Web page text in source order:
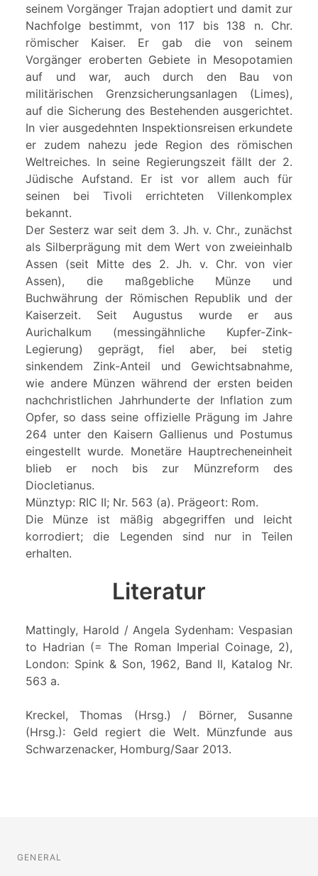
seinem Vorgänger Trajan adoptiert und damit zur
Nachfolge bestimmt, von 117 bis 138 n. Chr.
römischer Kaiser. Er gab die von seinem
Vorgänger eroberten Gebiete in Mesopotamien
auf und war, auch durch den Bau von
militärischen Grenzsicherungsanlagen (Limes),
auf die Sicherung des Bestehenden ausgerichtet.
In vier ausgedehnten Inspektionsreisen erkundete
er zudem nahezu jede Region des römischen
Weltreiches. In seine Regierungszeit fällt der 2.
Jüdische Aufstand. Er ist vor allem auch für
seinen bei Tivoli errichteten Villenkomplex
bekannt.
Der Sesterz war seit dem 3. Jh. v. Chr., zunächst
als Silberprägung mit dem Wert von zweieinhalb
Assen (seit Mitte des 2. Jh. v. Chr. von vier
Assen), die maßgebliche Münze und
Buchwährung der Römischen Republik und der
Kaiserzeit. Seit Augustus wurde er aus
Aurichalkum (messingähnliche Kupfer-Zink-
Legierung) geprägt, fiel aber, bei stetig
sinkendem Zink-Anteil und Gewichtsabnahme,
wie andere Münzen während der ersten beiden
nachchristlichen Jahrhunderte der Inflation zum
Opfer, so dass seine offizielle Prägung im Jahre
264 unter den Kaisern Gallienus und Postumus
eingestellt wurde. Monetäre Hauptrecheneinheit
blieb er noch bis zur Münzreform des
Diocletianus.
Münztyp: RIC II; Nr. 563 (a). Prägeort: Rom.
Die Münze ist mäßig abgegriffen und leicht
korrodiert; die Legenden sind nur in Teilen
erhalten.
Literatur
Mattingly, Harold / Angela Sydenham: Vespasian
to Hadrian (= The Roman Imperial Coinage, 2),
London: Spink & Son, 1962, Band II, Katalog Nr.
563 a.
Kreckel, Thomas (Hrsg.) / Börner, Susanne
(Hrsg.): Geld regiert die Welt. Münzfunde aus
Schwarzenacker, Homburg/Saar 2013.
GENERAL